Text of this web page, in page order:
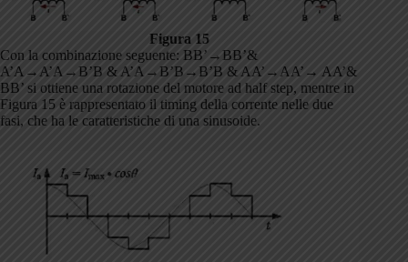
Figura 15
Con la combinazione seguente: BB’→BB’&
A’A→A’A→B’B & A’A→B’B→B’B & AA’→AA’→ AA’&
BB’ si ottiene una rotazione del motore ad half step, mentre in
Figura 15 è rappresentato il timing della corrente nelle due
fasi, che ha le caratteristiche di una sinusoide.